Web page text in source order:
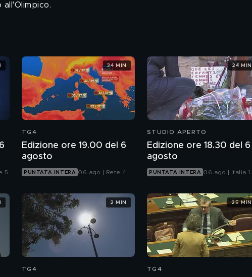
5
TG4
Edizione ore 19.00 del 6
agosto
PUNTATA INTERA 06 ago | Rete 4
34 MIN
STUDIO APERTO
Edizione ore 18.30 del 6
agosto
PUNTATA INTERA 06 ago | Italia 1
24 MIN
TG4
2 MIN
TG4
25 MIN